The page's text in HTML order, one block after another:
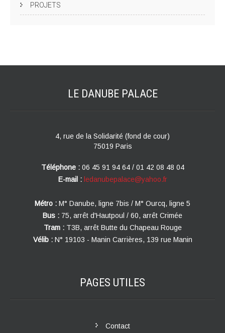
PROJETS
LE DANUBE PALACE
4, rue de la Solidarité (fond de cour)
75019 Paris
Téléphone : 06 45 91 94 64 / 01 42 08 48 04
E-mail : ledanubepalace@yahoo.fr
Métro : M° Danube, ligne 7bis / M° Ourcq, ligne 5
Bus : 75, arrêt d'Hautpoul / 60, arrêt Crimée
Tram : T3B, arrêt Butte du Chapeau Rouge
Vélib : N° 19103 - Manin Carrières, 139 rue Manin
PAGES UTILES
Contact